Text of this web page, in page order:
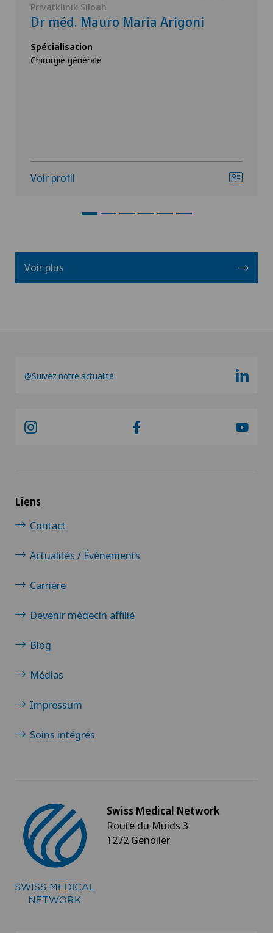
Privatklinik Siloah
Dr méd. Mauro Maria Arigoni
Spécialisation
Chirurgie générale
Voir profil
Voir plus
@Suivez notre actualité
Liens
Contact
Actualités / Événements
Carrière
Devenir médecin affilié
Blog
Médias
Impressum
Soins intégrés
Swiss Medical Network
Route du Muids 3
1272 Genolier